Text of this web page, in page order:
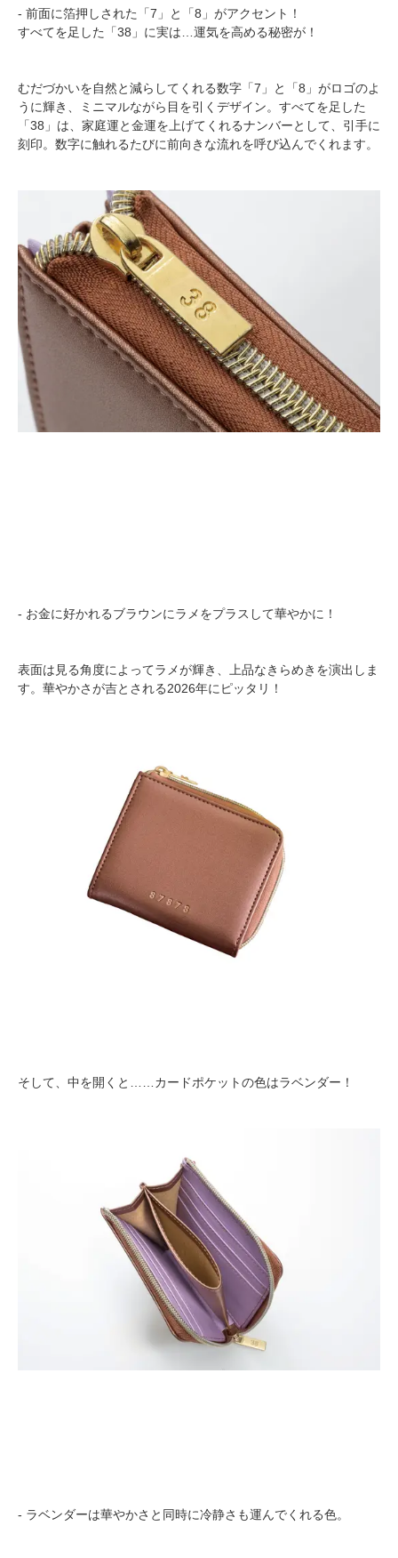
- 前面に箔押しされた「7」と「8」がアクセント！
すべてを足した「38」に実は…運気を高める秘密が！
むだづかいを自然と減らしてくれる数字「7」と「8」がロゴのよ
うに輝き、ミニマルながら目を引くデザイン。すべてを足した
「38」は、家庭運と金運を上げてくれるナンバーとして、引手に
刻印。数字に触れるたびに前向きな流れを呼び込んでくれます。
- お金に好かれるブラウンにラメをプラスして華やかに！
表面は見る角度によってラメが輝き、上品なきらめきを演出しま
す。華やかさが吉とされる2026年にピッタリ！
そして、中を開くと……カードポケットの色はラベンダー！
- ラベンダーは華やかさと同時に冷静さも運んでくれる色。